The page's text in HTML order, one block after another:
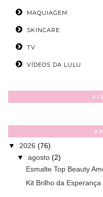
MAQUIAGEM
SKINCARE
TV
VÍDEOS DA LULU
▼ 2026 (76)
▼ agosto (2)
Esmalte Top Beauty
Kit Brilho da Esperança